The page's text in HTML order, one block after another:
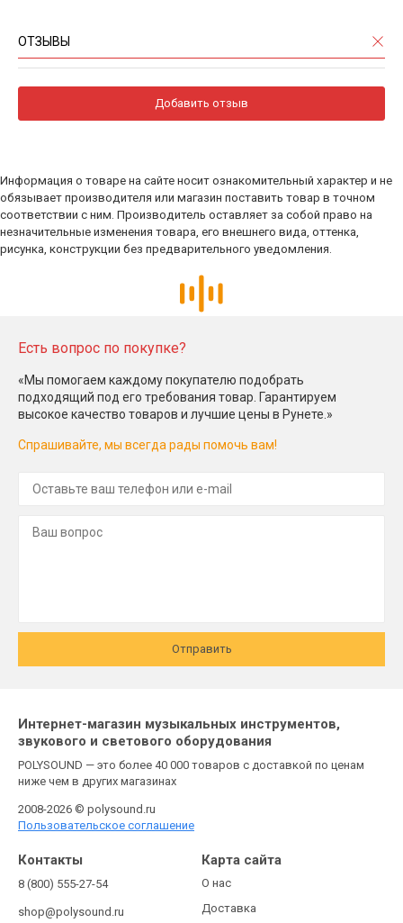
ОТЗЫВЫ
Добавить отзыв
Информация о товаре на сайте носит ознакомительный характер и не
обязывает производителя или магазин поставить товар в точном
соответствии с ним. Производитель оставляет за собой право на
незначительные изменения товара, его внешнего вида, оттенка,
рисунка, конструкции без предварительного уведомления.
Есть вопрос по покупке?
«Мы помогаем каждому покупателю подобрать
подходящий под его требования товар. Гарантируем
высокое качество товаров и лучшие цены в Рунете.»
Спрашивайте, мы всегда рады помочь вам!
Отправить
Интернет-магазин музыкальных инструментов,
звукового и светового оборудования
POLYSOUND — это более 40 000 товаров с доставкой по ценам
ниже чем в других магазинах
2008-2026 © polysound.ru
Пользовательское соглашение
Контакты
8 (800) 555-27-54
shop@polysound.ru
Карта сайта
О нас
Доставка